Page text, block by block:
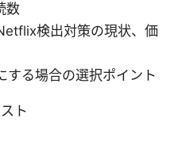
数
検出対策の現状、価
る場合の選択ポイント
ト